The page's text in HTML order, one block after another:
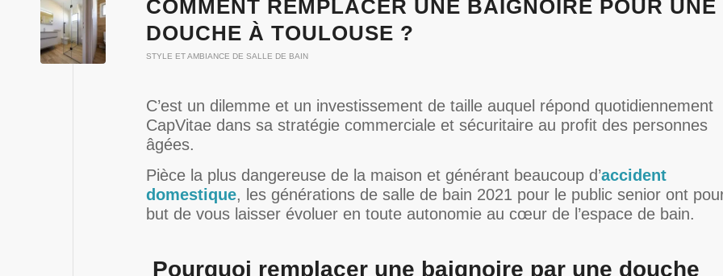
COMMENT REMPLACER UNE BAIGNOIRE POUR UNE
DOUCHE À TOULOUSE ?
STYLE ET AMBIANCE DE SALLE DE BAIN
C’est un dilemme et un investissement de taille auquel répond quotidiennement
CapVitae dans sa stratégie commerciale et sécuritaire au profit des personnes
âgées.
Pièce la plus dangereuse de la maison et générant beaucoup d’accident
domestique, les générations de salle de bain 2021 pour le public senior ont
but de vous laisser évoluer en toute autonomie au cœur de l’espace de bain.
Pourquoi remplacer une baignoire par une douche